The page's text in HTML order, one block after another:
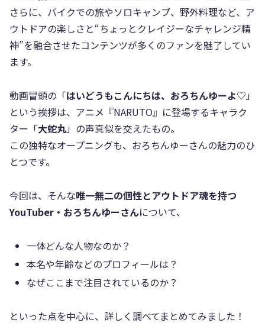
さらに、バイクでの旅やソロキャンプ、野外料理など、ア
ウトドアの楽しさと“ちょっとクレイジーなチャレンジ精
神”を融合させたコンテンツが多くのファンを魅了してい
ます。
動画冒頭の「はいどうもこんにちは、おろちんゆーよ♡」
という挨拶は、アニメ『NARUTO』に登場するキャラク
ター「大蛇丸」の声真似を交えたもの。
この独特なオープニングも、おろちんゆーさんの魅力のひ
とつです。
今回は、そんな唯一無二の個性とアウトドア魂を持つ
YouTuber・おろちんゆーさんについて、
一体どんな人物なのか？
本名や年齢などのプロフィールは？
なぜここまで注目されているのか？
といった点を中心に、詳しく調べてまとめてみました！